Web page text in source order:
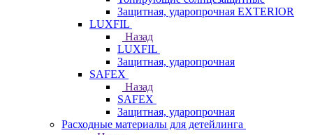
Защитная, ударопрочная EXTERIOR
LUXFIL
Назад
LUXFIL
Защитная, ударопрочная
SAFEX
Назад
SAFEX
Защитная, ударопрочная
Расходные материалы для детейлинга